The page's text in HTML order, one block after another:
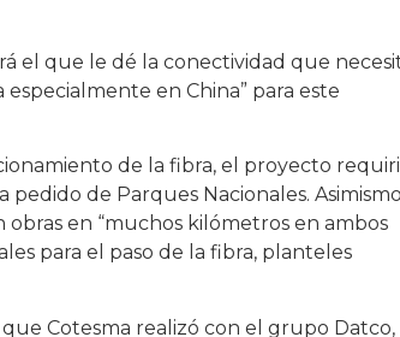
el que le dé la conectividad que
en China” para este
de la fibra, el proyecto
de Parques Nacionales.
en “muchos kilómetros en ambos
para el paso de la fibra, planteles
Cotesma realizó con el grupo Datco,